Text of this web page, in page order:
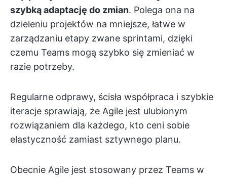
szybką adaptację do zmian. Polega ona na
dzieleniu projektów na mniejsze, łatwe w
zarządzaniu etapy zwane sprintami, dzięki
czemu Teams mogą szybko się zmieniać w
razie potrzeby.
Regularne odprawy, ścisła współpraca i szybkie
iteracje sprawiają, że Agile jest ulubionym
rozwiązaniem dla każdego, kto ceni sobie
elastyczność zamiast sztywnego planu.
Obecnie Agile jest stosowany przez Teams w